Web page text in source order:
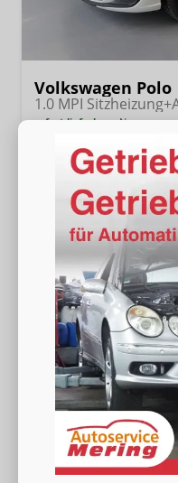
Volkswagen Polo
sofort lieferbar Neuwagen
18210
Benzin
59 kW (80 PS)
18.180,– €
incl. 19% MwSt.
Verbrauch kombiniert:
2-Klasse: D
2-Emissionen: